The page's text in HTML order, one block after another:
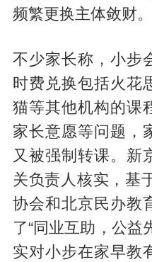
频繁更换主体敛财。
不少家长称，小步
时费兑换包括火花
猫等其他机构的课
家长意愿等问题，
又被强制转课。新
关负责人核实，基
协会和北京民办教
了“同业互助，公益
实对小步在家早教